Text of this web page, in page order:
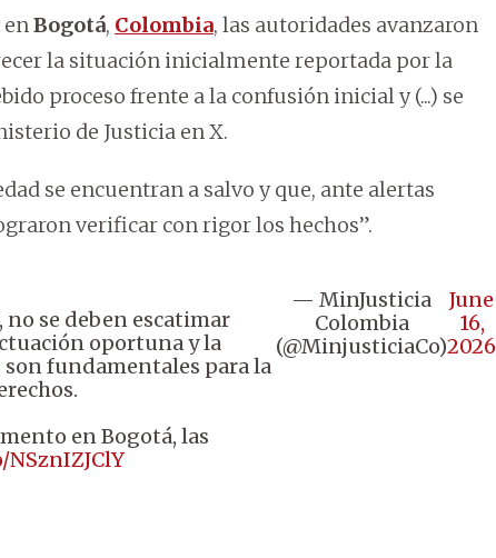
enBogotá, Colombia, las autoridades avanzaron
la situación inicialmente reportada por la
proceso frente a la confusión inicial y (...) se
de Justicia en X.
se encuentran a salvo y que, ante alertas
verificar con rigor los hechos”.
se deben escatimar
oportuna y la
fundamentales para la
en Bogotá, las
— MinJusticia
Colombia
(@MinjusticiaCo)
June
16,
2026